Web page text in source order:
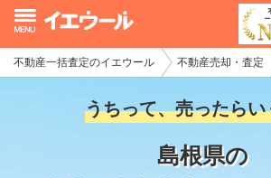
不動産一括査定のイエウール 不動産売却・査定
うちって、売ったらい
島根県の
イエウール加盟希望の不動産会社様
初めての方へ